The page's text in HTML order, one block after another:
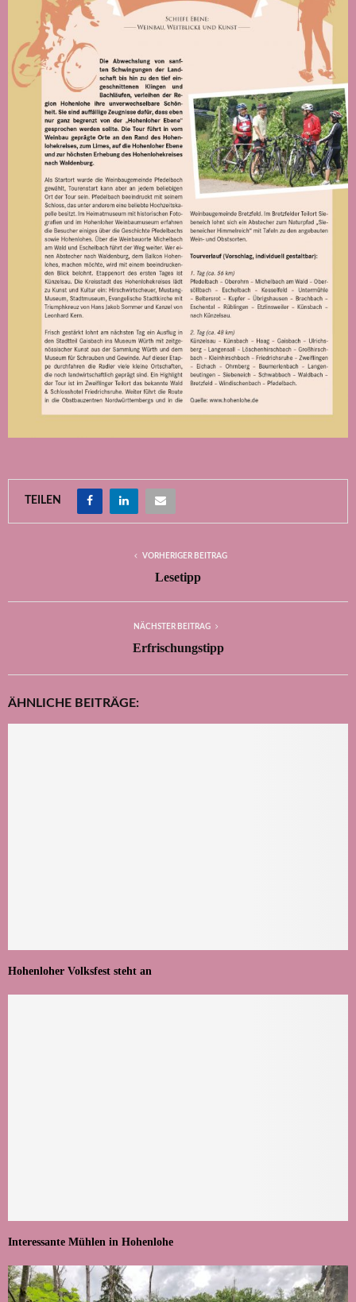
TEILEN
VORHERIGER BEITRAG
Lesetipp
NÄCHSTER BEITRAG
Erfrischungstipp
ÄHNLICHE BEITRÄGE:
Hohenloher Volksfest steht an
Interessante Mühlen in Hohenlohe